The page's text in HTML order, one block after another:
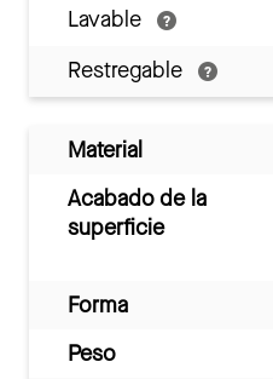
Lavable
Restregable
Material
Acabado de la
superficie
Forma
Peso